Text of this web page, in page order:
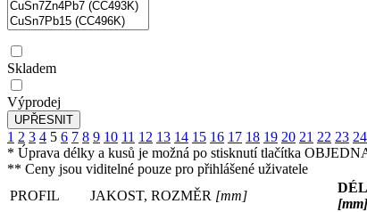
Skladem
Výprodej
1 2 3 4 5 6 7 8 9 10 11 12 13 14 15 16 17 18 19 20 21 22 23 24
* Úprava délky a kusů je možná po stisknutí tlačítka
** Ceny jsou viditelné pouze pro přihlášené uživatele
PROFIL
JAKOST, ROZMĚR [mm]
[mm]